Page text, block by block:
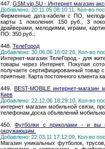
447. GSM.vip.SU - Интернет магазин
Добавлено: 20.11.05 08:10:11, Кол-во
Фирменные дата-кабели с ПО,
карты 1 поколения: 150 руб., 3
драйверами, мелодиями, играми,
ПО: 350 руб.;
448. ТелеГород
Добавлено: 30.06.06 16:02:26, Кол-во
Интернет-магазин ТелеГород - для
товары через Интернет. Покупая
получаете сертифицированный товар
приятные. Карта постоянного клиента
449. BEST-MOBILE интернет-
Киев
Добавлено: 22.12.06 18:29:10, Кол-во
интернет магазин мобильной связи,
телефонам,доска объявлений
450.Футболки с приколами - и вы
окружающим.
Добавлено: 22.03.11 17:12:09, Кол-во
Магазин уникальных футболок,